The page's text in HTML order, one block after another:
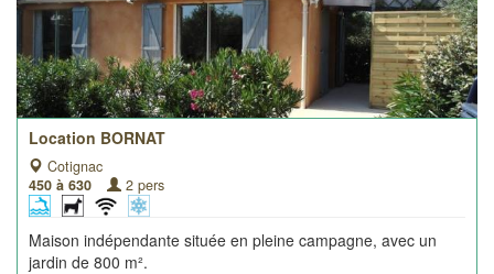
Location BORNAT
Cotignac
450 à 630
2 pers
Maison indépendante située en pleine campagne, avec un
jardin de 800 m².